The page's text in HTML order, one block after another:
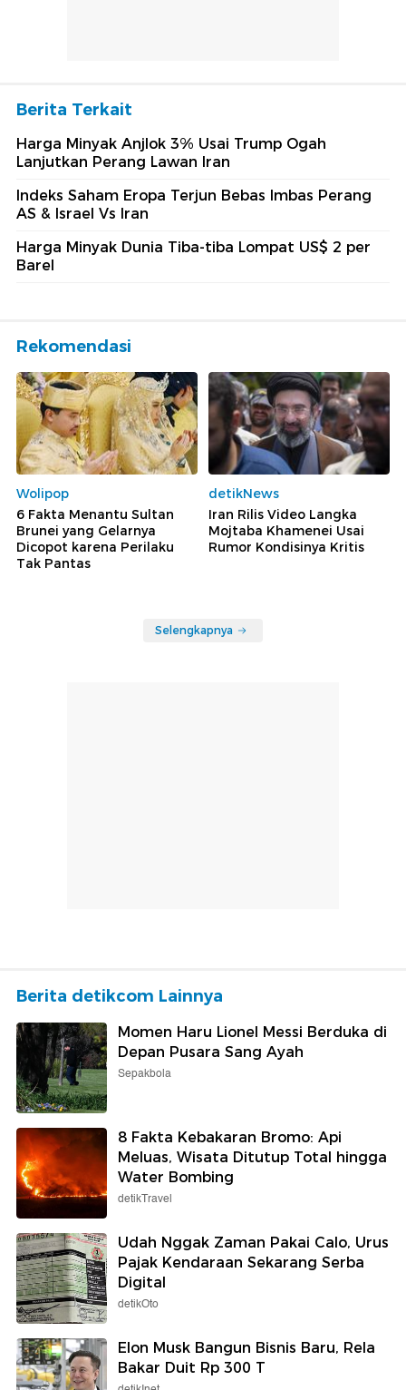
Berita Terkait
Harga Minyak Anjlok 3% Usai Trump Ogah
Lanjutkan Perang Lawan Iran
Indeks Saham Eropa Terjun Bebas Imbas Perang
AS & Israel Vs Iran
Harga Minyak Dunia Tiba-tiba Lompat US$ 2 per
Barel
Rekomendasi
Wolipop
6 Fakta Menantu Sultan
Brunei yang Gelarnya
Dicopot karena Perilaku
Tak Pantas
detikNews
Iran Rilis Video Langka
Mojtaba Khamenei Usai
Rumor Kondisinya Kritis
Selengkapnya
Berita detikcom Lainnya
Momen Haru Lionel Messi Berduka di
Depan Pusara Sang Ayah
Sepakbola
8 Fakta Kebakaran Bromo: Api
Meluas, Wisata Ditutup Total hingga
Water Bombing
detikTravel
Udah Nggak Zaman Pakai Calo, Urus
Pajak Kendaraan Sekarang Serba
Digital
detikOto
Elon Musk Bangun Bisnis Baru, Rela
Bakar Duit Rp 300 T